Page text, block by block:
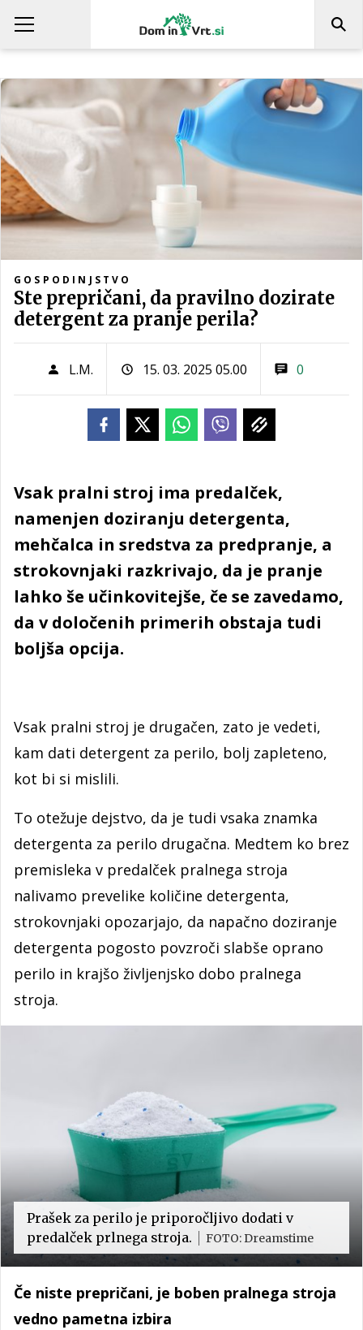
GOSPODINJSTVO
Ste prepričani, da pravilno dozirate
detergent za pranje perila?
L.M. 15. 03. 2025 05.00 0
Vsak pralni stroj ima predalček,
namenjen doziranju detergenta,
mehčalca in sredstva za predpranje, a
strokovnjaki razkrivajo, da je pranje
lahko še učinkovitejše, če se zavedamo,
da v določenih primerih obstaja tudi
boljša opcija.
Vsak pralni stroj je drugačen, zato je vedeti,
kam dati detergent za perilo, bolj zapleteno,
kot bi si mislili.
To otežuje dejstvo, da je tudi vsaka znamka
detergenta za perilo drugačna. Medtem ko brez
premisleka v predalček pralnega stroja
nalivamo prevelike količine detergenta,
strokovnjaki opozarjajo, da napačno doziranje
detergenta pogosto povzroči slabše oprano
perilo in krajšo življenjsko dobo pralnega
stroja.
Prašek za perilo je priporočljivo dodati v
predalček prlnega stroja.
FOTO: Dreamstime
Če niste prepričani, je boben pralnega stroja
vedno pametna izbira